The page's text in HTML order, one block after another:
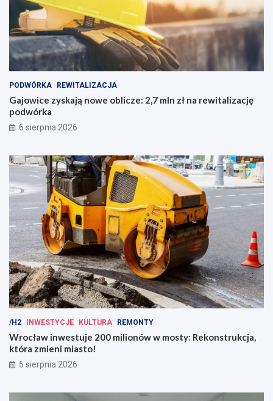
PODWÓRKA REWITALIZACJA
Gajowice zyskają nowe oblicze: 2,7 mln zł na rewitalizację
podwórka
6 sierpnia 2026
/H2 INWESTYCJE KULTURA REMONTY
Wrocław inwestuje 200 milionów w mosty: Rekonstrukcja,
która zmieni miasto!
5 sierpnia 2026